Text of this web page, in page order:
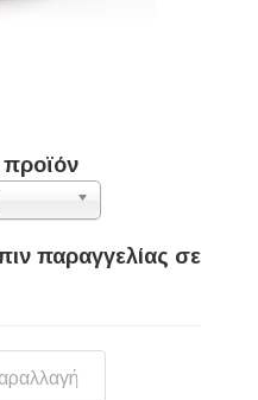
προϊόν
παραγγελίας σε